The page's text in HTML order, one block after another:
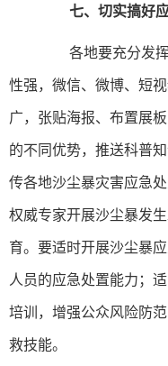
七、切实搞好
各地要充分发挥
性强，微信、微博、短
广，张贴海报、布置展
的不同优势，推送科普
传各地沙尘暴灾害应急
权威专家开展沙尘暴发
育。要适时开展沙尘暴
人员的应急处置能力；
培训，增强公众风险防
救技能。